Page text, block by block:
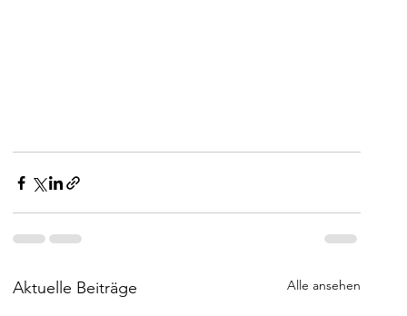
Aktuelle Beiträge Alle ansehen